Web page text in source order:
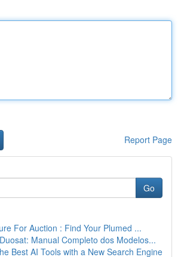
Report Page
Go
For Auction : Find Your Plumed ...
Manual Completo dos Modelos...
Best AI Tools with a New Search Engine